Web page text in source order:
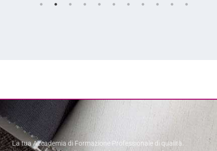
La tua Accademia di Formazione Professionale di qualità.